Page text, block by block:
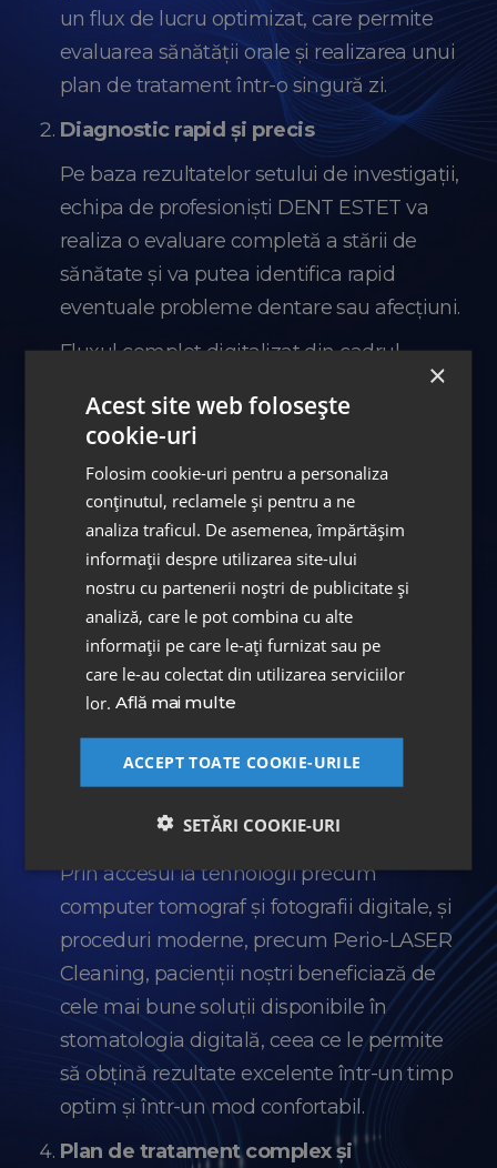
un flux de lucru optimizat, care permite
evaluarea sănătății orale și realizarea unui
plan de tratament într-o singură zi.
Diagnostic rapid și precis
Pe baza rezultatelor setului de investigații,
echipa de profesioniști DENT ESTET va
realiza o evaluare completă a stării de
sănătate și va putea identifica rapid
eventuale probleme dentare sau afecțiuni.
Fluxul complet digitalizat din cadrul
clinicilor noastre facilitează un diagnostic
rapid și precis, ceea ce contribuie la
găsirea celor mai bune soluții de
tratament. Acest lucru este esențial pentru
ca pacienții să poată lua decizii informate
și să își îmbunătățească sănătatea orală
fără întârzieri sau neclarități. Datorită
depistării timpurii a problemelor de natură
parodontală, pacienții pot evita evoluția
acestora și se pot bucura de un zâmbet
performante
Prin accesul la tehnologii precum
computer tomograf și fotografii digitale, și
proceduri moderne, precum Perio-LASER
Cleaning, pacienții noștri beneficiază de
cele mai bune soluții disponibile în
stomatologia digitală, ceea ce le permite
să obțină rezultate excelente într-un timp
optim și într-un mod confortabil.
Plan de tratament complex și
×
Acest site web folosește
cookie-uri
Folosim cookie-uri pentru a personaliza
conținutul, reclamele și pentru a ne
analiza traficul. De asemenea, împărtășim
informații despre utilizarea site-ului
nostru cu partenerii noștri de publicitate și
analiză, care le pot combina cu alte
informații pe care le-ați furnizat sau pe
care le-au colectat din utilizarea serviciilor
lor.Află mai multe
ACCEPT TOATE COOKIE-URILE
SETĂRI COOKIE-URI